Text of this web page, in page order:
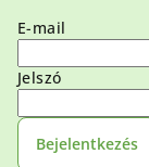
E-mail
Jelszó
Bejelentkezés